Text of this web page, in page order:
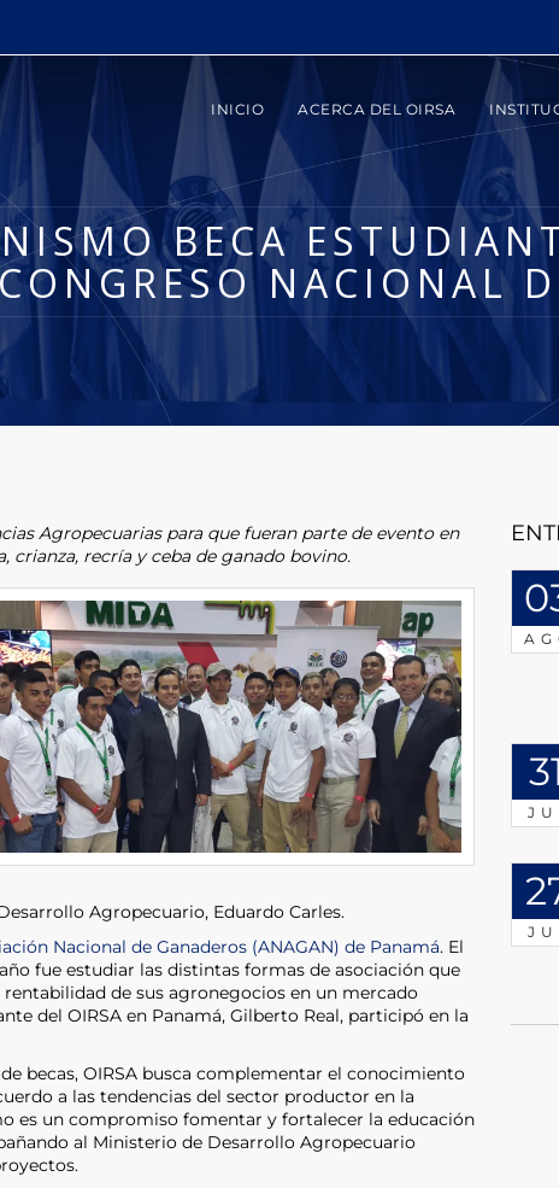
INICIO ACERCA DEL OIRSA
BECA
NACIONAL
Agropecuarias para que fueran parte de evento en
crianza, recría y ceba de ganado bovino.
Agropecuario, Eduardo Carles.
Nacional de Ganaderos (ANAGAN) de Panamá. El
fue estudiar las distintas formas de asociación que
de sus agronegocios en un mercado
del OIRSA en Panamá, Gilberto Real, participó en la
becas, OIRSA busca complementar el conocimiento
a las tendencias del sector productor en la
es un compromiso fomentar y fortalecer la educación
al Ministerio de Desarrollo Agropecuario
31